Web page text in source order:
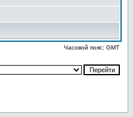
Часовой пояс: GMT